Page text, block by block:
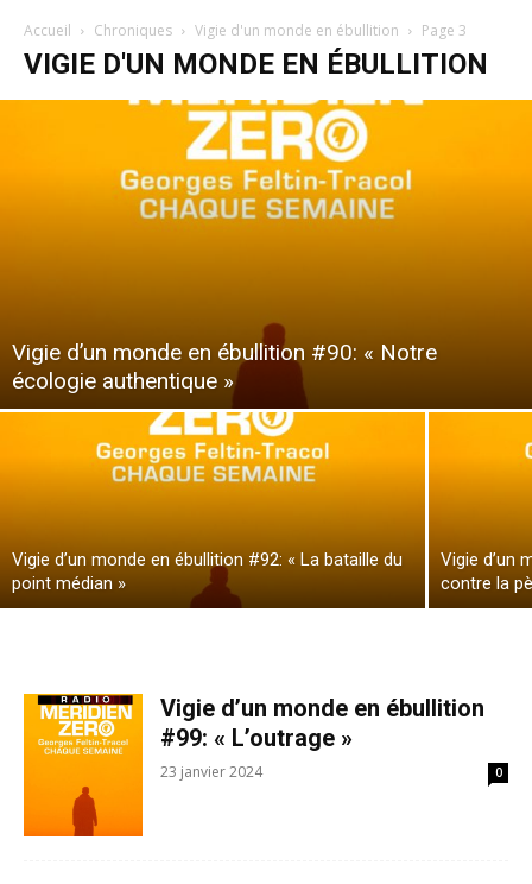
Accueil Chroniques Vigie d'un monde en ébullition Page 3
VIGIE D'UN MONDE EN ÉBULLITION
Vigie d’un monde en ébullition #90: « Notre
écologie authentique »
Vigie d’un monde en ébullition #92: « La bataille du
point médian »
Vigie d’un
contre la
Vigie d’un monde en ébullition
#99: « L’outrage »
23 janvier 2024 0